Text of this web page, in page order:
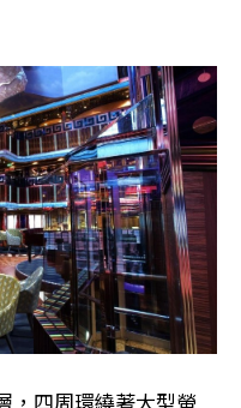
，四周環繞著大型螢